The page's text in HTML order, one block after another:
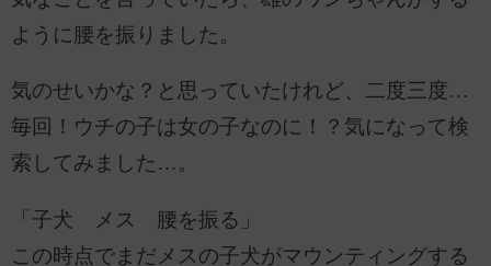
ように腰を振りました。
気のせいかな？と思っていたけれど、二度三度…
毎回！ウチの子は女の子なのに！？気になって検
索してみました…。
「子犬 メス 腰を振る」
この時点でまだメスの子犬がマウンティングする